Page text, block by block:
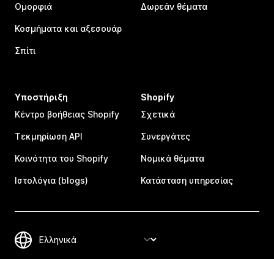
Ομορφιά
Κοσμήματα και αξεσουάρ
Σπίτι
Δωρεάν θέματα
Υποστήριξη
Κέντρο βοήθειας Shopify
Τεκμηρίωση API
Κοινότητα του Shopify
Ιστολόγια (blogs)
Shopify
Σχετικά
Συνεργάτες
Νομικά θέματα
Κατάσταση υπηρεσίας